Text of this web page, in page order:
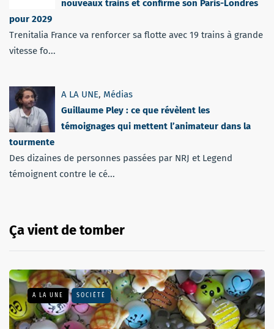
nouveaux trains et confirme son Paris-Londres
pour 2029
Trenitalia France va renforcer sa flotte avec 19 trains à grande
vitesse fo...
A LA UNE, Médias
Guillaume Pley : ce que révèlent les
témoignages qui mettent l’animateur dans la
tourmente
Des dizaines de personnes passées par NRJ et Legend
témoignent contre le cé...
Ça vient de tomber
A LA UNE SOCIÉTÉ